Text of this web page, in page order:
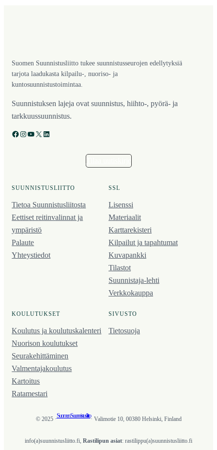
Suomen Suunnistusliitto tukee suunnistusseurojen edellytyksiä
tarjota laadukasta kilpailu-, nuoriso- ja
kuntosuunnistustoimintaa.
Suunnistuksen lajeja ovat suunnistus, hiihto-, pyörä- ja
tarkkuussuunnistus.
Facebook Instagram YouTube X LinkedIn
SUUNNISTUSLIITTO
Tietoa Suunnistusliitosta
Eettiset reitinvalinnat ja
ympäristö
Palaute
Yhteystiedot
SSL
Lisenssi
Materiaalit
Karttarekisteri
Kilpailut ja tapahtumat
Kuvapankki
Tilastot
Suunnistaja-lehti
Verkkokauppa
KOULUTUKSET
Koulutus ja koulutus­kalenteri
Nuorison koulutukset
Seura­kehittäminen
Valmentaja­koulutus
Kartoitus
Ratamestari
SIVUSTO
Tietosuoja
© 2025 ·
Suomen Suunnistusliitto
· Valimotie 10, 00380 Helsinki, Finland
info(a)suunnistusliitto.fi, Rastilipun asiat: rastilippu(a)suunnistusliitto.fi